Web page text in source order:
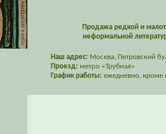
Продажа редкой и
неформальной
Наш адрес: Москва, Петровский
Проезд: метро «Трубная»
График работы: ежедневно, кроме